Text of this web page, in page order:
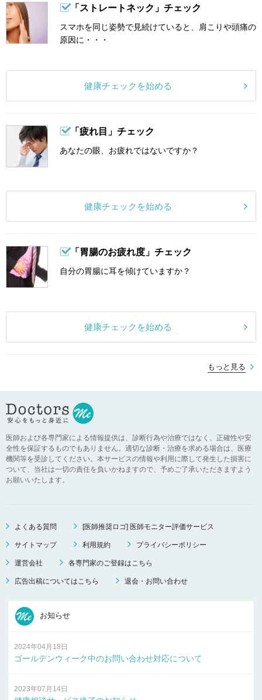
「ストレートネック」チェック
スマホを同じ姿勢で見続けていると、肩こりや頭痛の
原因に・・・
健康チェックを始める
「疲れ目」チェック
あなたの眼、お疲れではないですか？
健康チェックを始める
「胃腸のお疲れ度」チェック
自分の胃腸に耳を傾けていますか？
健康チェックを始める
もっと見る
医師および各専門家による情報提供は、診断行為や治療ではなく、正確性や安
全性を保証するものでもありません。適切な診断・治療を求める場合は、医療
機関等を受診してください。本サービスの情報や利用に際して発生した損害に
ついて、当社は一切の責任を負いかねますので、予めご了承いただきますよう
お願いいたします。
よくある質問 [医師推奨ロゴ] 医師モニター評価サービス
サイトマップ 利用規約 プライバシーポリシー
運営会社 各専門家のご登録はこちら
広告出稿についてはこちら 退会・お問い合わせ
お知らせ
2024年04月18日
ゴールデンウィーク中のお問い合わせ対応について
2023年07月14日